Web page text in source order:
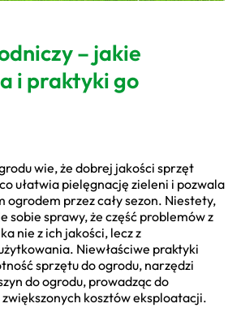
– jakie
i praktyki go
wie, że dobrej jakości sprzęt
ułatwia pielęgnację zieleni i pozwala
ogrodem przez cały sezon. Niestety,
sobie sprawy, że część problemów z
nie z ich jakości, lecz z
Niewłaściwe praktyki
sprzętu do ogrodu, narzędzi
do ogrodu, prowadząc do
kosztów eksploatacji.